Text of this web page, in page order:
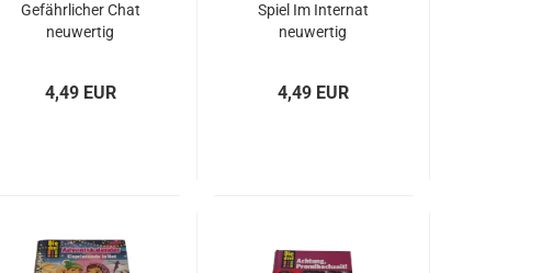
Gefährlicher Chat
neuwertig
4,49 EUR
Spiel Im Internat
neuwertig
4,49 EUR